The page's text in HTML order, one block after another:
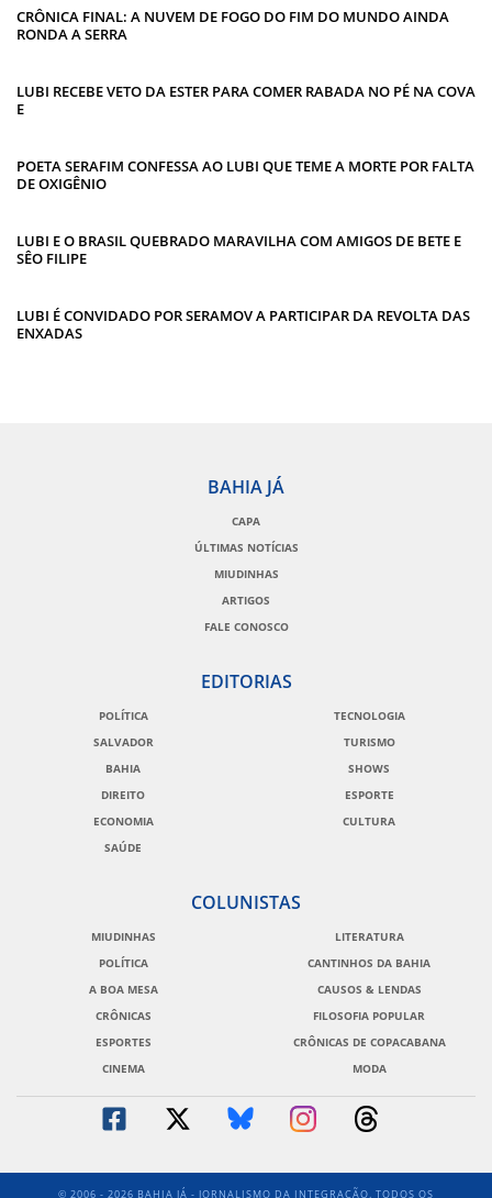
CRÔNICA FINAL: A NUVEM DE FOGO DO FIM DO MUNDO AINDA
RONDA A SERRA
LUBI RECEBE VETO DA ESTER PARA COMER RABADA NO PÉ NA COVA
E
POETA SERAFIM CONFESSA AO LUBI QUE TEME A MORTE POR FALTA
DE OXIGÊNIO
LUBI E O BRASIL QUEBRADO MARAVILHA COM AMIGOS DE BETE E
SÊO FILIPE
LUBI É CONVIDADO POR SERAMOV A PARTICIPAR DA REVOLTA DAS
ENXADAS
BAHIA JÁ
CAPA
ÚLTIMAS NOTÍCIAS
MIUDINHAS
ARTIGOS
FALE CONOSCO
EDITORIAS
POLÍTICA
SALVADOR
BAHIA
DIREITO
ECONOMIA
SAÚDE
TECNOLOGIA
TURISMO
SHOWS
ESPORTE
CULTURA
COLUNISTAS
MIUDINHAS
POLÍTICA
A BOA MESA
CRÔNICAS
ESPORTES
CINEMA
LITERATURA
CANTINHOS DA BAHIA
CAUSOS & LENDAS
FILOSOFIA POPULAR
CRÔNICAS DE COPACABANA
MODA
© 2006 - 2026 BAHIA JÁ - JORNALISMO DA INTEGRAÇÃO. TODOS OS